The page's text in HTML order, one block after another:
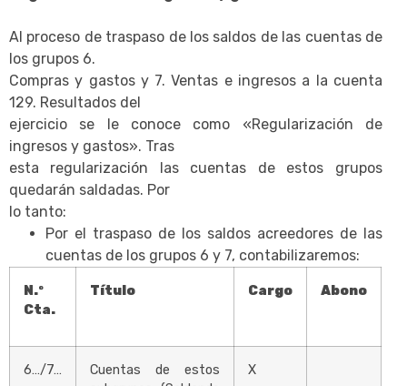
Al proceso de traspaso de los saldos de las cuentas de
los grupos 6.
Compras y gastos y 7. Ventas e ingresos a la cuenta
129. Resultados del
ejercicio se le conoce como «Regularización de
ingresos y gastos». Tras
esta regularización las cuentas de estos grupos
quedarán saldadas. Por
lo tanto:
Por el traspaso de los saldos acreedores de las
cuentas de los grupos 6 y 7, contabilizaremos:
N.º
Cta.
Título Cargo Abono
6…/7…
Cuentas de estos
X